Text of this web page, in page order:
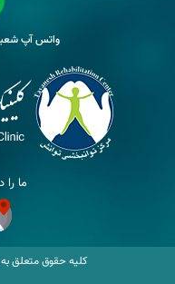
واتس آپ
ما را
کلیه حقوق متعلق به